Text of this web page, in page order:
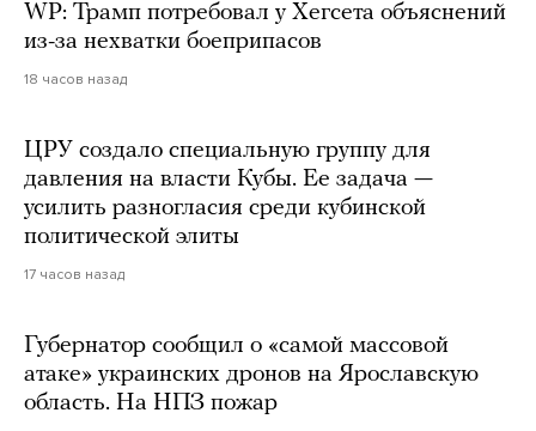
WP: Трамп потребовал у Хегсета объяснений
из-за нехватки боеприпасов
18 часов назад
ЦРУ создало специальную группу для
давления на власти Кубы. Ее задача —
усилить разногласия среди кубинской
политической элиты
17 часов назад
Губернатор сообщил о «самой массовой
атаке» украинских дронов на Ярославскую
область. На НПЗ пожар